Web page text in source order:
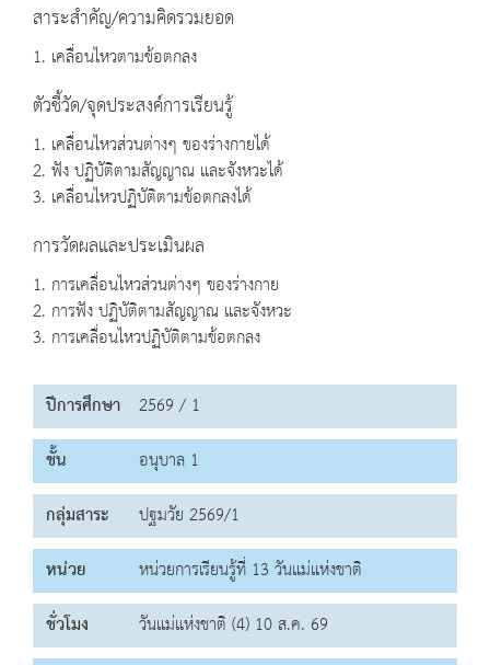
สาระสำคัญ/ความคิดรวมยอด
1. เคลื่อนไหวตามข้อตกลง
ตัวชี้วัด/จุดประสงค์การเรียนรู้
1. เคลื่อนไหวส่วนต่างๆ ของร่างกายได้
2. ฟัง ปฏิบัติตามสัญญาณ และจังหวะได้
3. เคลื่อนไหวปฏิบัติตามข้อตกลงได้
การวัดผลและประเมินผล
1. การเคลื่อนไหวส่วนต่างๆ ของร่างกาย
2. การฟัง ปฏิบัติตามสัญญาณ และจังหวะ
3. การเคลื่อนไหวปฏิบัติตามข้อตกลง
ปีการศึกษา 2569 / 1
ชั้น
อนุบาล 1
กลุ่มสาระ
ปฐมวัย 2569/1
หน่วย
หน่วยการเรียนรู้ที่ 13 วันแม่แห่งชาติ
ชั่วโมง
วันแม่แห่งชาติ (4) 10 ส.ค. 69